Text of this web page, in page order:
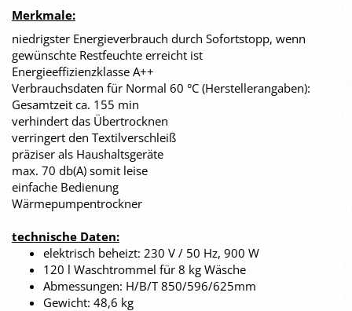
Merkmale:
niedrigster Energieverbrauch durch Sofortstopp, wenn
gewünschte Restfeuchte erreicht ist
Energieeffizienzklasse A++
Verbrauchsdaten für Normal 60 °C (Herstellerangaben):
Gesamtzeit ca. 155 min
verhindert das Übertrocknen
verringert den Textilverschleiß
präziser als Haushaltsgeräte
max. 70 db(A) somit leise
einfache Bedienung
Wärmepumpentrockner
technische Daten:
elektrisch beheizt: 230 V / 50 Hz, 900 W
120 l Waschtrommel für 8 kg Wäsche
Abmessungen: H/B/T 850/596/625mm
Gewicht: 48,6 kg